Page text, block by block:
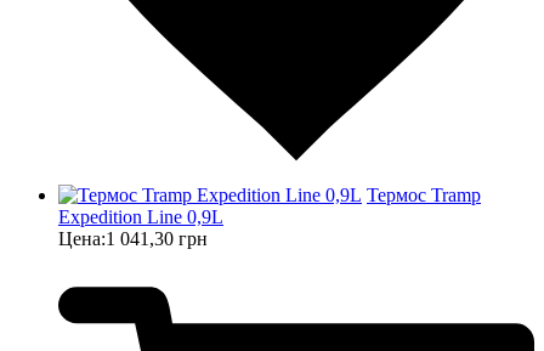
Термос Tramp
Expedition Line 0,9L
Цена:1 041,30 грн